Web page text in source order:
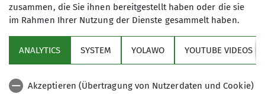
Weitere Informationen und Kontakte
Wenn Sie weitere Fragen zum Thema
Deutschen Alpenvereins (DAV) e. V." haben,
zusammen, die Sie ihnen bereitgestellt haben oder die sie
im Rahmen Ihrer Nutzung der Dienste gesammelt haben.
ANALYTICS SYSTEM YOLAWO YOUTUBE VIDEOS
Akzeptieren (Übertragung von Nutzerdaten und Cookie)